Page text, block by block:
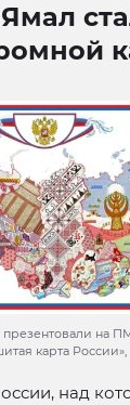
на
карта России»,
над